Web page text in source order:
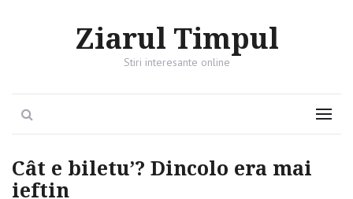
Ziarul Timpul
Stiri interesante online
Menu
Cât e biletu’? Dincolo era mai
ieftin